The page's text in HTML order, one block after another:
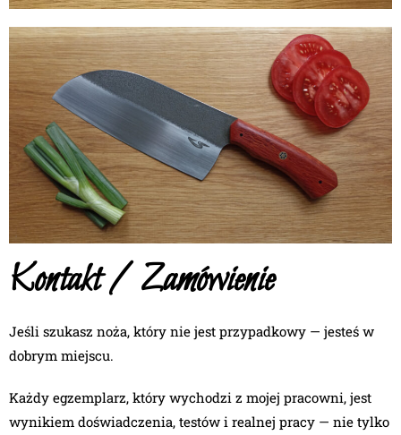
Kontakt / Zamówienie
Jeśli szukasz noża, który nie jest przypadkowy — jesteś w
dobrym miejscu.
Każdy egzemplarz, który wychodzi z mojej pracowni, jest
wynikiem doświadczenia, testów i realnej pracy — nie tylko